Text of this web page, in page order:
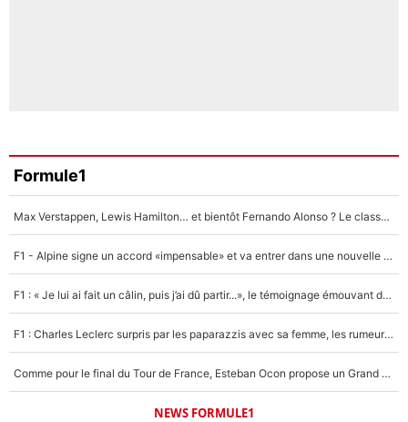
Formule1
Max Verstappen, Lewis Hamilton… et bientôt Fernando Alonso ? Le classement des pilotes les mieux payés en Formule 1 risque de changer !
F1 - Alpine signe un accord «impensable» et va entrer dans une nouvelle dimension : Grande nouvelle pour Pierre Gasly !
F1 : « Je lui ai fait un câlin, puis j’ai dû partir...», le témoignage émouvant de Max Verstappen sur sa fille
F1 : Charles Leclerc surpris par les paparazzis avec sa femme, les rumeurs étaient vraies !
Comme pour le final du Tour de France, Esteban Ocon propose un Grand Prix de Formule 1 à Paris : «Autour de l’Arc de Triomphe, ce serait génial» !
NEWS FORMULE1